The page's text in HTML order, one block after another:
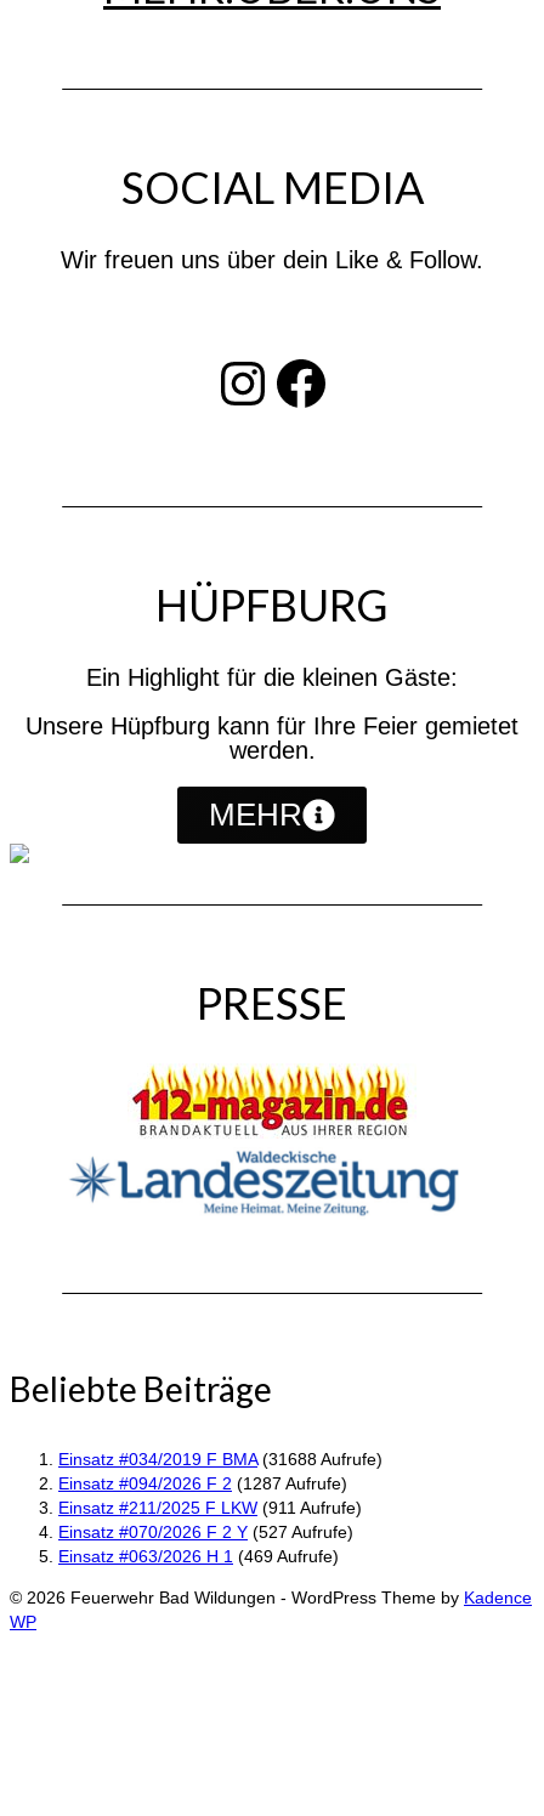
SOCIAL MEDIA
Wir freuen uns über dein Like & Follow.
INSTAGRAM Facebook
HÜPFBURG
Ein Highlight für die kleinen Gäste:
Unsere Hüpfburg kann für Ihre Feier gemietet
werden.
MEHR
PRESSE
Beliebte Beiträge
Einsatz #034/2019 F BMA (31688 Aufrufe)
Einsatz #094/2026 F 2 (1287 Aufrufe)
Einsatz #211/2025 F LKW (911 Aufrufe)
Einsatz #070/2026 F 2 Y (527 Aufrufe)
Einsatz #063/2026 H 1 (469 Aufrufe)
© 2026 Feuerwehr Bad Wildungen - WordPress Theme by Kadence
WP